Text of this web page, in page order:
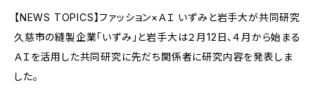
【NEWS TOPICS】ファッション×ＡＩ いずみと岩手大が共同研究
久慈市の縫製企業「いずみ」と岩手大は２月12日、４月から始まる
ＡＩを活用した共同研究に先だち関係者に研究内容を発表しま
した。